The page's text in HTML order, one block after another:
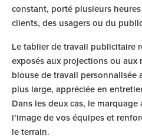
constant, porté plusieurs
clients, des usagers ou du
Le tablier de travail publicitaire
exposés aux projections ou aux
blouse de travail personnalisée
plus large, appréciée en
Dans les deux cas, le
l’image de vos équipes et
le terrain.